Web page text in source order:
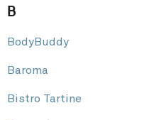
B
BodyBuddy
Baroma
Bistro Tartine